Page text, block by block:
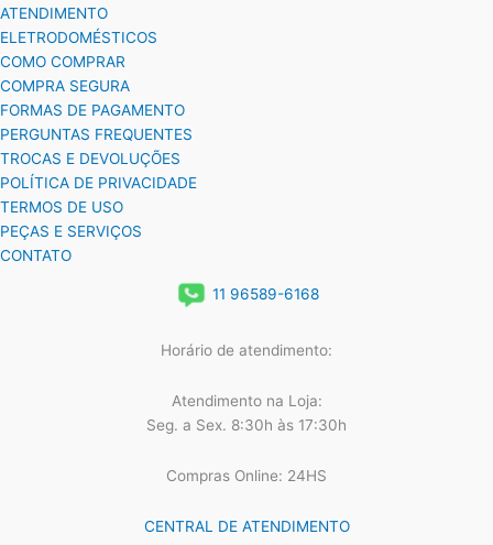
ATENDIMENTO
ELETRODOMÉSTICOS
COMO COMPRAR
COMPRA SEGURA
FORMAS DE PAGAMENTO
PERGUNTAS FREQUENTES
TROCAS E DEVOLUÇÕES
POLÍTICA DE PRIVACIDADE
TERMOS DE USO
PEÇAS E SERVIÇOS
CONTATO
11 96589-6168
Horário de atendimento:
Atendimento na Loja:
Seg. a Sex. 8:30h às 17:30h
Compras Online: 24HS
CENTRAL DE ATENDIMENTO